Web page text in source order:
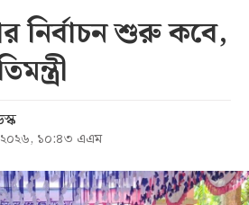
নির্বাচন শুরু কবে,
২০২৬, ১০:৪৩ এএম